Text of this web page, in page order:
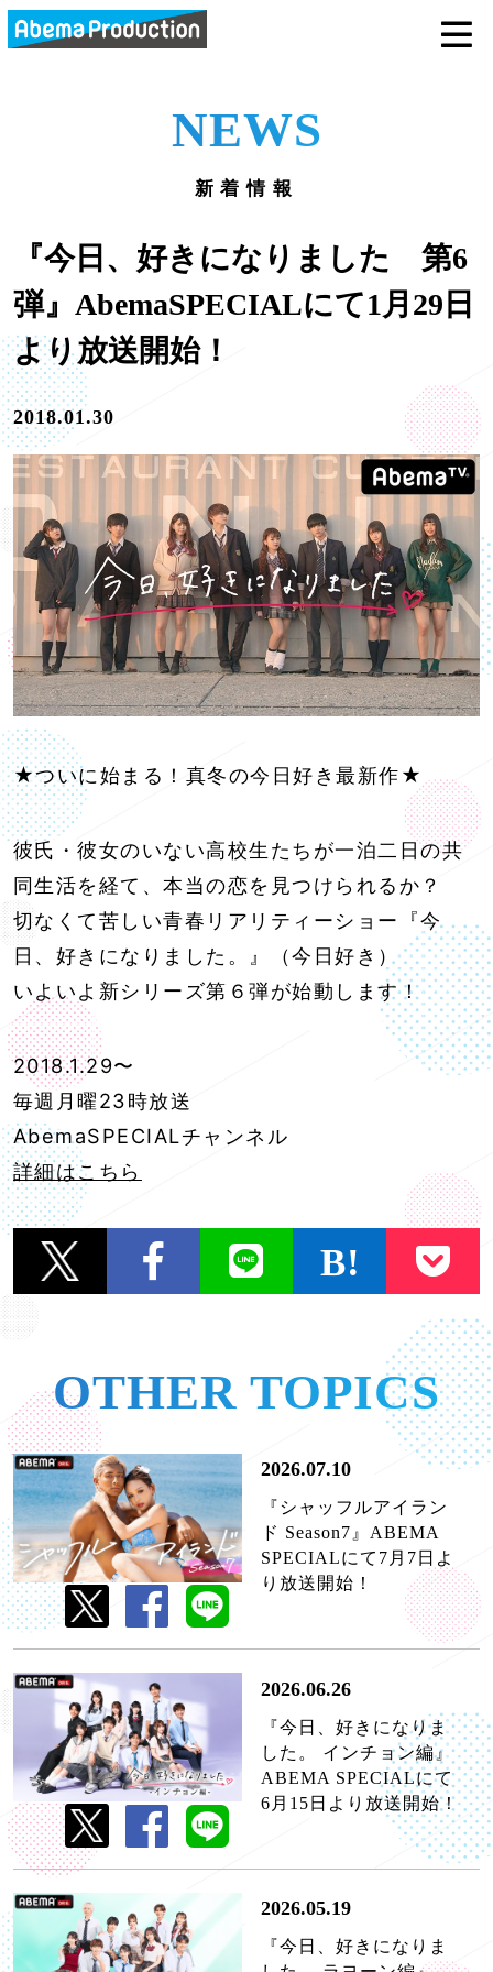
NEWS
新着情報
『今日、好きになりました 第6
弾』AbemaSPECIALにて1月29日
より放送開始！
2018.01.30
★ついに始まる！真冬の今日好き最新作★
彼氏・彼女のいない高校生たちが一泊二日の共
同生活を経て、本当の恋を見つけられるか？
切なくて苦しい青春リアリティーショー『今
日、好きになりました。』（今日好き）
いよいよ新シリーズ第６弾が始動します！
2018.1.29〜
毎週月曜23時放送
AbemaSPECIALチャンネル
詳細はこちら
OTHER TOPICS
2026.07.10
『シャッフルアイラン
ド Season7』ABEMA
SPECIALにて7月7日よ
り放送開始！
2026.06.26
『今日、好きになりま
した。 インチョン編』
ABEMA SPECIALにて
6月15日より放送開始！
2026.05.19
『今日、好きになりま